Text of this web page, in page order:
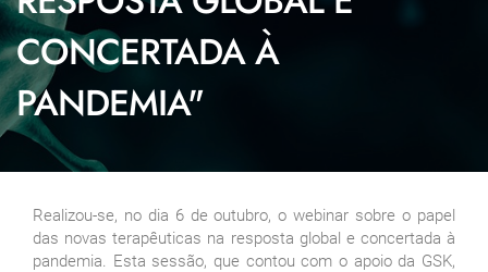
CONCERTADA À
PANDEMIA"
Realizou-se, no dia 6 de outubro, o webinar sobre o papel
das novas terapêuticas na resposta global e concertada à
pandemia. Esta sessão, que contou com o apoio da GSK,